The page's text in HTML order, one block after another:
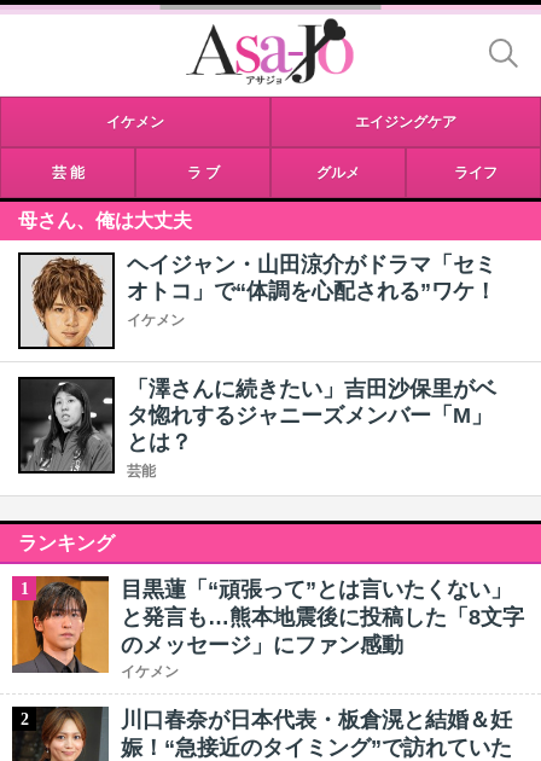
イケメン エイジングケア
芸 能 ラ ブ グルメ ライフ
母さん、俺は大丈夫
ヘイジャン・山田涼介がドラマ「セミ
オトコ」で“体調を心配される”ワケ！
イケメン
「澤さんに続きたい」吉田沙保里がベ
タ惚れするジャニーズメンバー「M」
とは？
芸能
ランキング
1
目黒蓮「“頑張って”とは言いたくない」
と発言も…熊本地震後に投稿した「8文字
のメッセージ」にファン感動
イケメン
2
川口春奈が日本代表・板倉滉と結婚＆妊
娠！“急接近のタイミング”で訪れていた